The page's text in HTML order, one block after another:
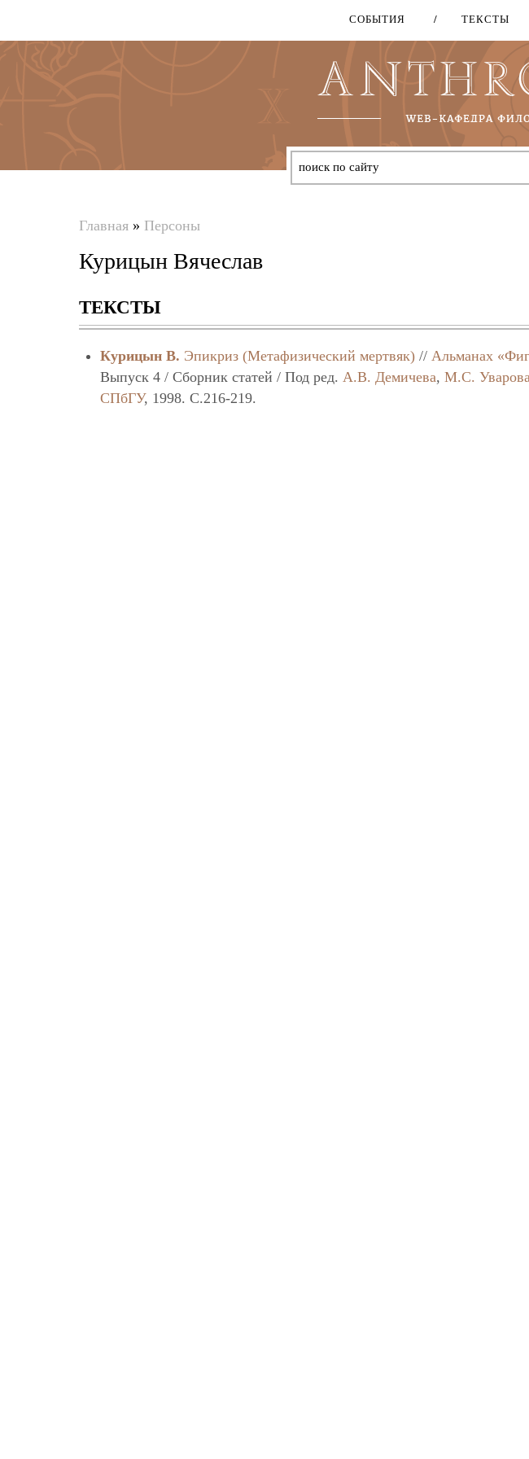
Перейти
основному
СОБЫТИЯ ТЕКСТЫ
здесь
Главная » Персоны
Курицын Вячеслав
ТЕКСТЫ
Курицын В. Эпикриз (Метафизический мертвяк) // Альманах
Выпуск 4 / Сборник статей / Под ред. А.В. Демичева,М.С. Уварова
СПбГУ, 1998. C.216-219.